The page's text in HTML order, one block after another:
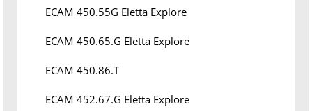
ECAM 450.55G Eletta Explore
ECAM 450.65.G Eletta Explore
ECAM 450.86.T
ECAM 452.67.G Eletta Explore